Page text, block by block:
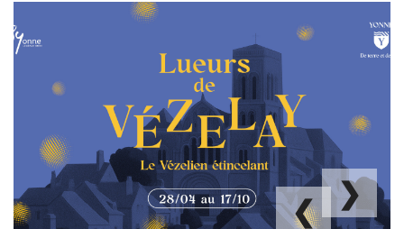
❮
❯